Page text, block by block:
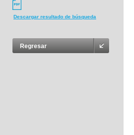
Descargar resultado de búsqueda
Regresar